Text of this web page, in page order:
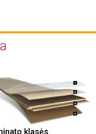
klasės